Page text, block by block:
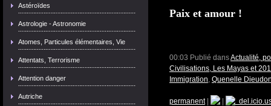
Astéroïdes
Astrologie - Astronomie
Atomes, Particules élémentaires, Vie
Attentats, Terrorisme
Attention danger
Autriche
Paix et amour !
00:03 Publié dansActualité,
Civilisations, Les Mayas et
Immigration, Quenelle
permanent|